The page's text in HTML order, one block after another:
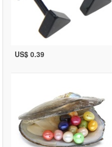
US$ 0.39